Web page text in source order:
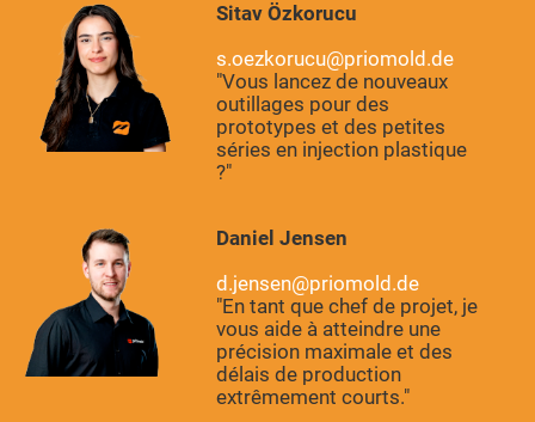
Sitav Özkorucu
s.oezkorucu@priomold.de
"Vous lancez de nouveaux
outillages pour des
prototypes et des petites
séries en injection plastique
"
Daniel Jensen
d.jensen@priomold.de
"En tant que chef de projet, je
vous aide à atteindre une
précision maximale et des
délais de production
extrêmement courts."